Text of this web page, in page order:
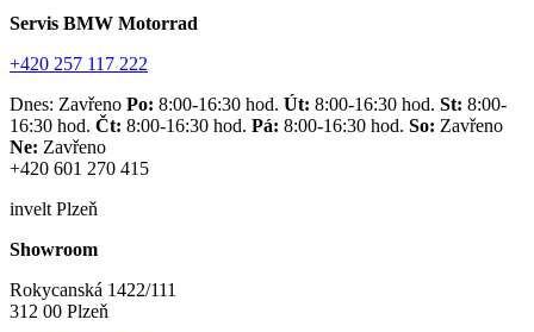
Servis BMW Motorrad
+420 257 117 222
Dnes: Zavřeno Po: 8:00-16:30 hod. Út: 8:00-16:30 hod. St: 8:00-
16:30 hod. Čt: 8:00-16:30 hod. Pá: 8:00-16:30 hod. So: Zavřeno
Ne: Zavřeno
+420 601 270 415
invelt Plzeň
Showroom
Rokycanská 1422/111
312 00 Plzeň